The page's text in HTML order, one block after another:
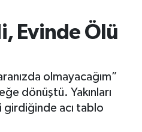
Evinde Ölü
olmayacağım”
dönüştü. Yakınları
girdiğinde acı tablo
Haritası
ve Fikstür